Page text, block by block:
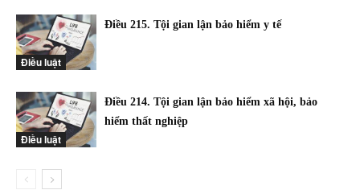
Điều luật
Điều 215. Tội gian lận bảo hiểm y tế
Điều luật
Điều 214. Tội gian lận bảo hiểm xã hội, bảo
hiểm thất nghiệp